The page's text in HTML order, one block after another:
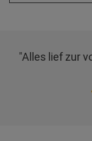
"Alles lief zur